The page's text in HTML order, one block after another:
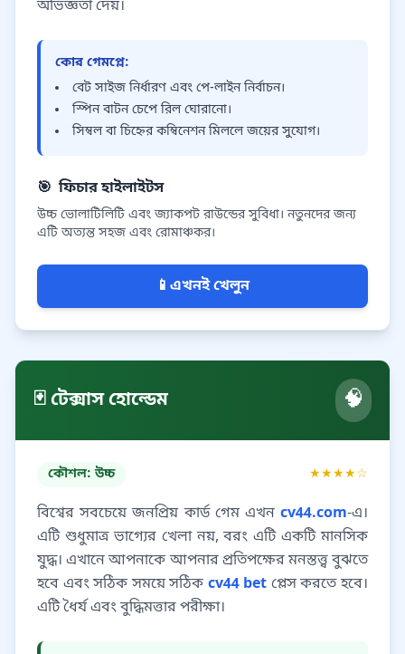
অভিজ্ঞতা দেয়।
কোর গেমপ্লে:
বেট সাইজ নির্ধারণ এবং পে-লাইন নির্বাচন।
স্পিন বাটন চেপে রিল ঘোরানো।
সিম্বল বা চিহ্নের কম্বিনেশন মিললে জয়ের সুযোগ।
🎯 ফিচার হাইলাইটস
উচ্চ ভোলাটিলিটি এবং জ্যাকপট রাউন্ডের সুবিধা। নতুনদের জন্য
এটি অত্যন্ত সহজ এবং রোমাঞ্চকর।
📱 এখনই খেলুন
🃏 টেক্সাস হোল্ডেম 🧠
কৌশল: উচ্চ ★★★★☆
বিশ্বের সবচেয়ে জনপ্রিয় কার্ড গেম এখন cv44.com-এ।
এটি শুধুমাত্র ভাগ্যের খেলা নয়, বরং এটি একটি মানসিক
যুদ্ধ। এখানে আপনাকে আপনার প্রতিপক্ষের মনস্তত্ত্ব বুঝতে
হবে এবং সঠিক সময়ে সঠিক cv44 bet প্লেস করতে হবে।
এটি ধৈর্য এবং বুদ্ধিমত্তার পরীক্ষা।